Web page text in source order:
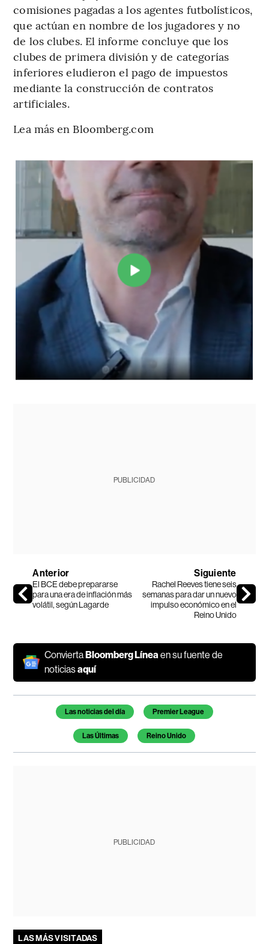
comisiones pagadas a los agentes futbolísticos,
que actúan en nombre de los jugadores y no
de los clubes. El informe concluye que los
clubes de primera división y de categorías
inferiores eludieron el pago de impuestos
mediante la construcción de contratos
artificiales.
Lea más en Bloomberg.com
PUBLICIDAD
Anterior
El BCE debe prepararse
para una era de inflación más
volátil, según Lagarde
Siguiente
Rachel Reeves tiene seis
semanas para dar un nuevo
impulso económico en el
Reino Unido
ConviertaBloomberg Líneaen su fuente de
noticiasaquí
Temas de este artículo
Las noticias del día Premier League
Las Últimas Reino Unido
PUBLICIDAD
LAS MÁS VISITADAS